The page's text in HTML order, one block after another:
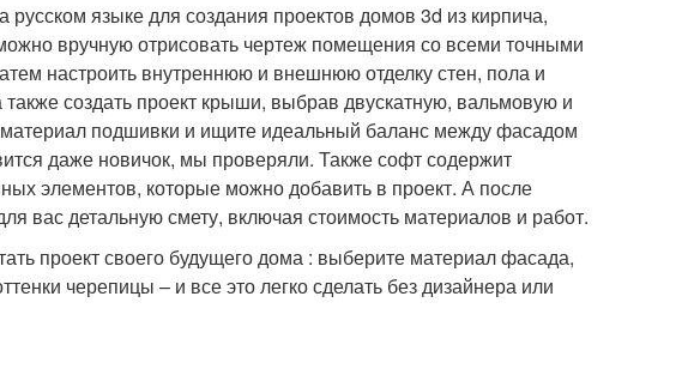
языке для создания проектов домов 3d из кирпича,
вручную отрисовать чертеж помещения со всеми точными
настроить внутреннюю и внешнюю отделку стен, пола и
создать проект крыши, выбрав двускатную, вальмовую и
подшивки и ищите идеальный баланс между фасадом
даже новичок, мы проверяли. Также софт содержит
элементов, которые можно добавить в проект. А после
вас детальную смету, включая стоимость материалов и работ.
проект своего будущего дома : выберите материал фасада,
черепицы – и все это легко сделать без дизайнера или